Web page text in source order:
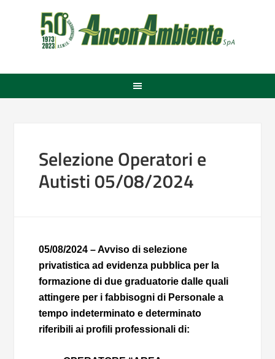
Selezione Operatori e
Autisti 05/08/2024
05/08/2024 – Avviso di selezione
privatistica ad evidenza pubblica per la
formazione di due graduatorie dalle quali
attingere per i fabbisogni di Personale a
tempo indeterminato e determinato
riferibili ai profili professionali di: